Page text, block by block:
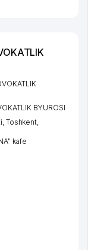
BYUROSI
Toshkent
kafe